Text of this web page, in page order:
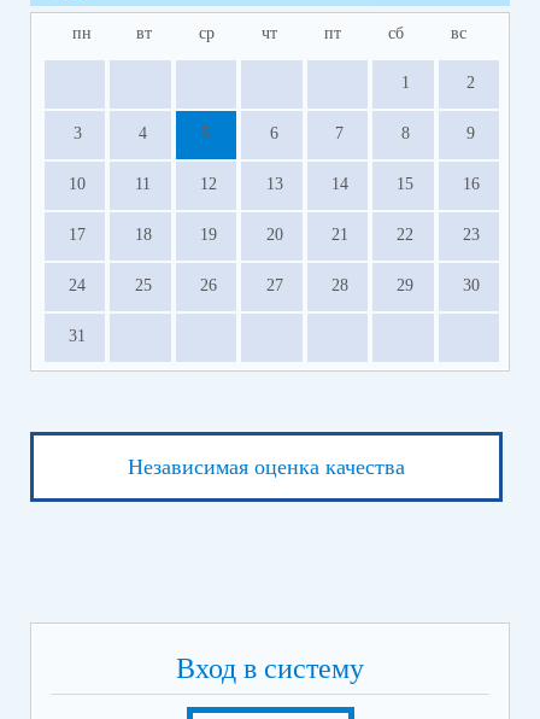
пн вт ср чт пт сб вс
1 2
3 4 5 6 7 8 9
10 11 12 13 14 15 16
17 18 19 20 21 22 23
24 25 26 27 28 29 30
31
Независимая оценка качества
Вход в систему